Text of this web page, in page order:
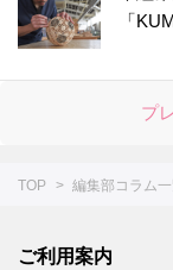
「
プ
TOP 編集部コラム
ご利用案内